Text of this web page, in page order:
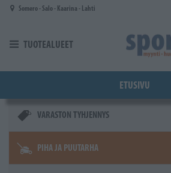
Siirry pääsisältöön
Somero - Salo - Kaarina - Lahti
TUOTEALUEET
ETUSIVU
VARASTON TYHJENNYS
PIHA JA PUUTARHA